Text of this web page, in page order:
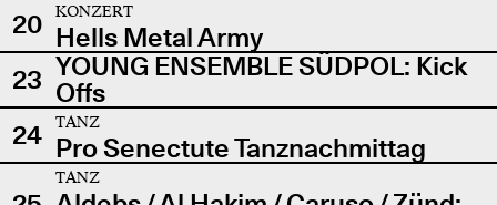
20
KONZERT
Hells Metal Army
23 YOUNG ENSEMBLE SÜDPOL: Kick
Offs
24
TANZ
Pro Senectute Tanznachmittag
TANZ